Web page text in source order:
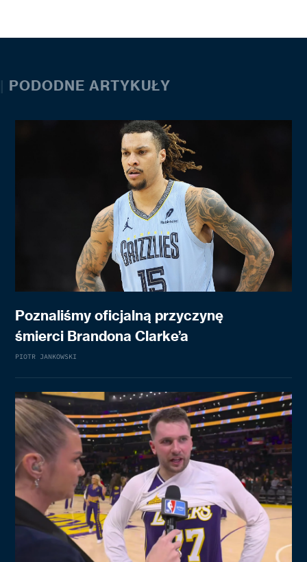
| PODODNE ARTYKUŁY
Poznaliśmy oficjalną przyczynę
śmierci Brandona Clarke’a
PIOTR JANKOWSKI